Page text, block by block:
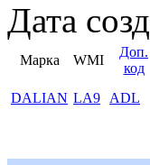
Дата
Марка WMI
Доп.
код
DALIAN LA9 ADL